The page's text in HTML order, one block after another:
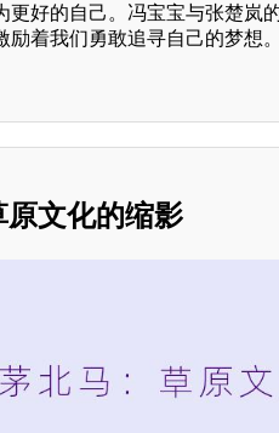
更好的自己。冯宝宝与张楚岚
着我们勇敢追寻自己的梦想。
文化的缩影